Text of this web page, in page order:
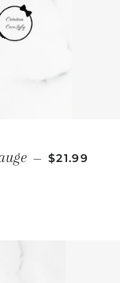
— PRIX
$21.99